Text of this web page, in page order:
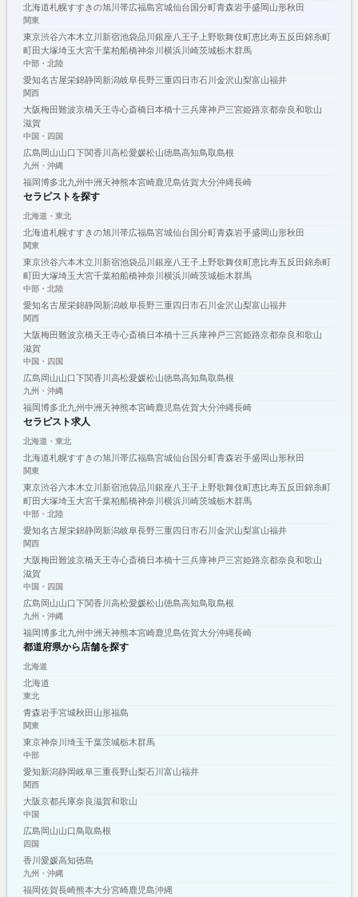
北海道札幌すすきの旭川帯広福島宮城仙台国分町青森岩手盛岡山形秋田
関東
東京渋谷六本木立川新宿池袋品川銀座 八王子 上野歌舞伎町恵比寿五反田錦糸町
町田大塚埼玉大宮千葉柏船橋神奈川横浜川崎茨城栃木群馬
中部・北陸
愛知名古屋栄錦静岡新潟岐阜長野三重四日市石川金沢山梨富山福井
関西
大阪梅田難波京橋天王寺心斎橋日本橋十三兵庫神戸三宮姫路京都奈良和歌山
滋賀
中国・四国
広島岡山山口下関香川高松愛媛松山徳島高知鳥取島根
九州・沖縄
福岡博多北九州中洲天神熊本宮崎鹿児島佐賀大分沖縄長崎
セラピストを探す
北海道・東北
北海道札幌すすきの旭川帯広福島宮城仙台国分町青森岩手盛岡山形秋田
関東
東京渋谷六本木立川新宿池袋品川銀座 八王子 上野歌舞伎町恵比寿五反田錦糸町
町田大塚埼玉大宮千葉柏船橋神奈川横浜川崎茨城栃木群馬
中部・北陸
愛知名古屋栄錦静岡新潟岐阜長野三重四日市石川金沢山梨富山福井
関西
大阪梅田難波京橋天王寺心斎橋日本橋十三兵庫神戸三宮姫路京都奈良和歌山
滋賀
中国・四国
広島岡山山口下関香川高松愛媛松山徳島高知鳥取島根
九州・沖縄
福岡博多北九州中洲天神熊本宮崎鹿児島佐賀大分沖縄長崎
セラピスト求人
北海道・東北
北海道札幌すすきの旭川帯広福島宮城仙台国分町青森岩手盛岡山形秋田
関東
東京渋谷六本木立川新宿池袋品川銀座 八王子 上野歌舞伎町恵比寿五反田錦糸町
町田大塚埼玉大宮千葉柏船橋神奈川横浜川崎茨城栃木群馬
中部・北陸
愛知名古屋栄錦静岡新潟岐阜長野三重四日市石川金沢山梨富山福井
関西
大阪梅田難波京橋天王寺心斎橋日本橋十三兵庫神戸三宮姫路京都奈良和歌山
滋賀
中国・四国
広島岡山山口下関香川高松愛媛松山徳島高知鳥取島根
九州・沖縄
福岡博多北九州中洲天神熊本宮崎鹿児島佐賀大分沖縄長崎
都道府県から店舗を探す
北海道
北海道
東北
青森岩手宮城秋田山形福島
関東
東京神奈川埼玉千葉茨城栃木群馬
中部
愛知新潟静岡岐阜三重長野山梨石川富山福井
関西
大阪京都兵庫奈良滋賀和歌山
中国
広島岡山山口 鳥取島根
四国
香川愛媛高知徳島
九州・沖縄
福岡佐賀長崎熊本大分宮崎鹿児島沖縄